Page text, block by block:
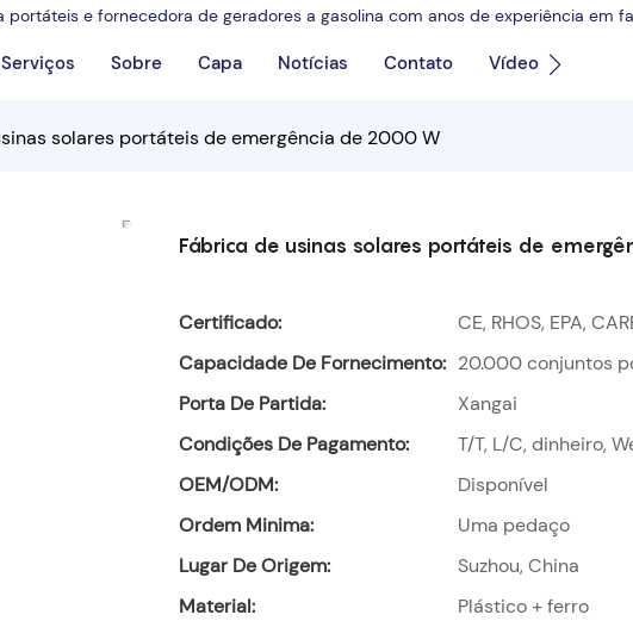
e fornecedora de geradores a gasolina com anos de experiência em
Serviços Sobre Capa Notícias Contato Vídeo do produto
solares portáteis de emergência de 2000 W
Fábrica de usinas solares portáteis de
Certificado:
CE, RHOS, EPA,
Capacidade De Fornecimento: 20.000 conjuntos
Porta De Partida:
Xangai
Condições De Pagamento:
T/T, L/C, dinheiro,
OEM/ODM:
Disponível
Ordem Minima:
Uma pedaço
Lugar De Origem:
Suzhou, China
Material:
Plástico + ferro